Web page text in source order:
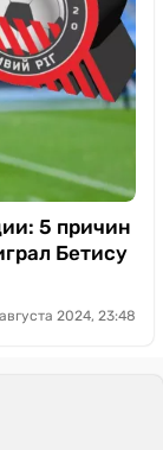
5 причин
Бетису
2024, 23:48